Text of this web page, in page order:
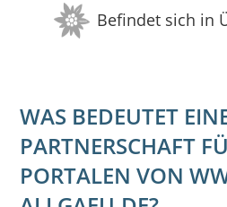
Befindet sich in
WAS BEDEUTET
PARTNERSCHAFT
PORTALEN VON